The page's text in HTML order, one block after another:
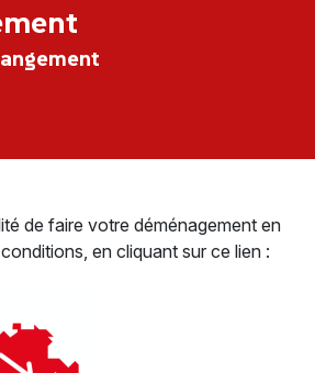
de faire votre déménagement en
en cliquant sur ce lien :